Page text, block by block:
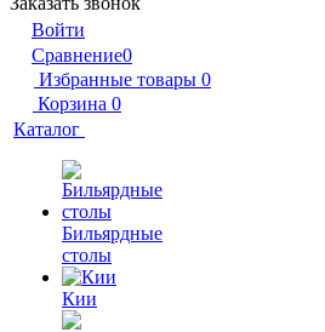
Войти
Сравнение0
Избранные товары 0
Корзина 0
Каталог
Бильярдные
столы
Кии